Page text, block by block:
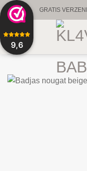
9,6
Ga
naar
inhoud
GRATIS
UNIEKE
VOORRAAD
CUSTUM